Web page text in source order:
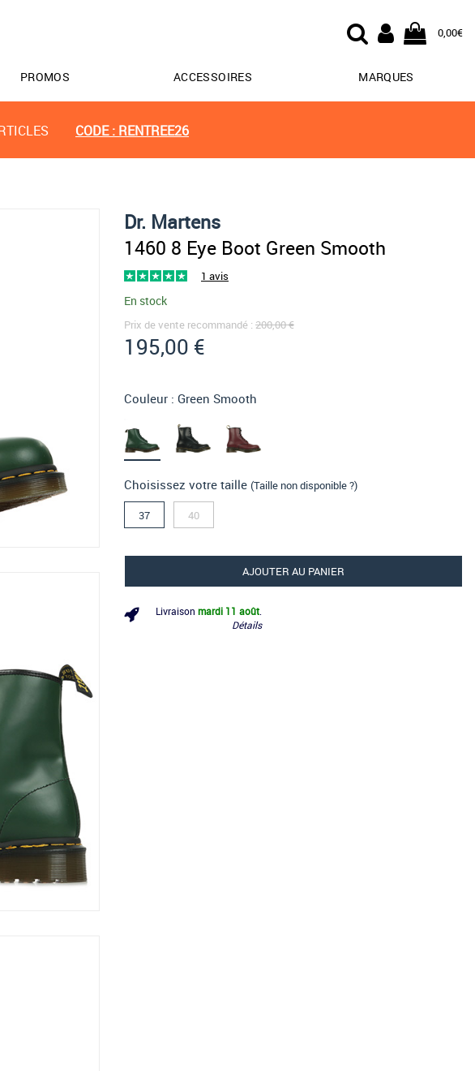
0,00€
PROMOS ACCESSOIRES MARQUES
CODE : RENTREE26
Dr. Martens
1460 8 Eye Boot Green Smooth
1 avis
En stock
Prix de vente recommandé : 200,00 €
195,00 €
Couleur : Green Smooth
Choisissez votre taille (Taille non disponible ?)
37 40
AJOUTER AU PANIER
Livraison mardi 11 août
Détails